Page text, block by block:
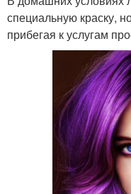
специальную краску,
прибегая к услугам